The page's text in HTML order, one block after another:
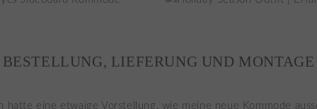
BESTELLUNG, LIEFERUNG UND MONTAGE
hatte eine etwaige Vorstellung, wie meine neue Kommode